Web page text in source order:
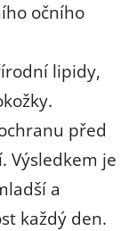
očního
lipidy,
před
Výsledkem je
a
každý den.